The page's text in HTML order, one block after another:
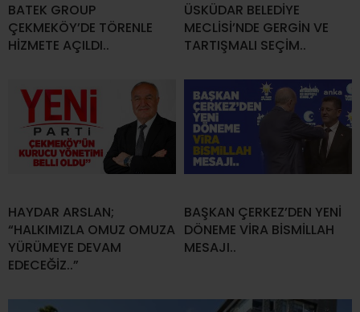
BATEK GROUP
ÇEKMEKÖY’DE TÖRENLE
HİZMETE AÇILDI..
ÜSKÜDAR BELEDİYE
MECLİSİ’NDE GERGİN VE
TARTIŞMALI SEÇİM..
HAYDAR ARSLAN;
“HALKIMIZLA OMUZ OMUZA
YÜRÜMEYE DEVAM
EDECEĞİZ..”
BAŞKAN ÇERKEZ’DEN YENİ
DÖNEME VİRA BİSMİLLAH
MESAJI..